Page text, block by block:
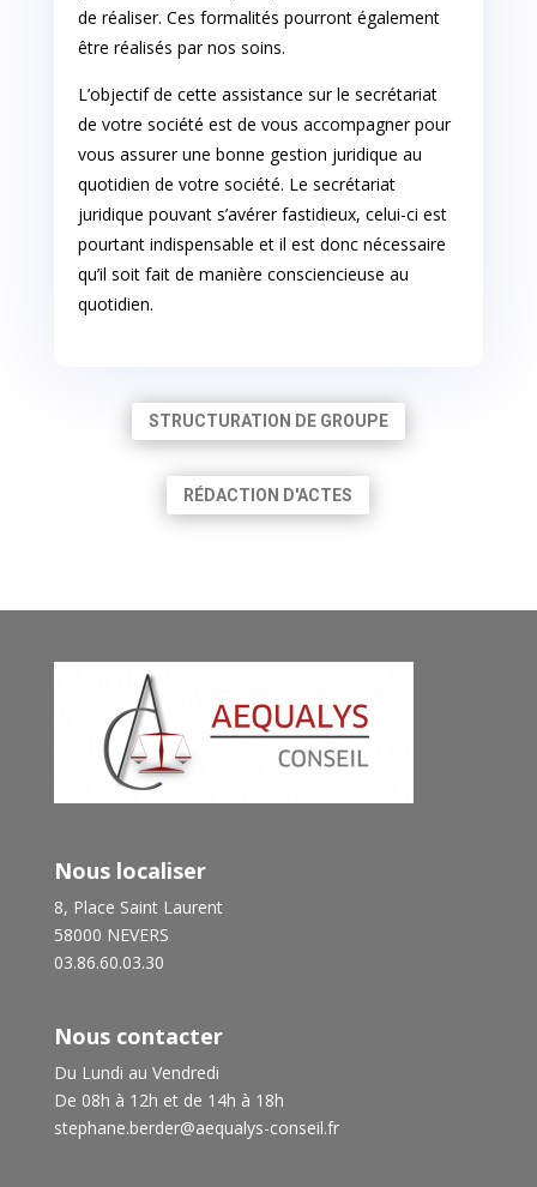
de réaliser. Ces formalités pourront également
être réalisés par nos soins.
L’objectif de cette assistance sur le secrétariat
de votre société est de vous accompagner pour
vous assurer une bonne gestion juridique au
quotidien de votre société. Le secrétariat
juridique pouvant s’avérer fastidieux, celui-ci est
pourtant indispensable et il est donc nécessaire
qu’il soit fait de manière consciencieuse au
quotidien.
STRUCTURATION DE GROUPE
RÉDACTION D'ACTES
Nous localiser
8, Place Saint Laurent
58000 NEVERS
03.86.60.03.30
Nous contacter
Du Lundi au Vendredi
De 08h à 12h et de 14h à 18h
stephane.berder@aequalys-conseil.fr